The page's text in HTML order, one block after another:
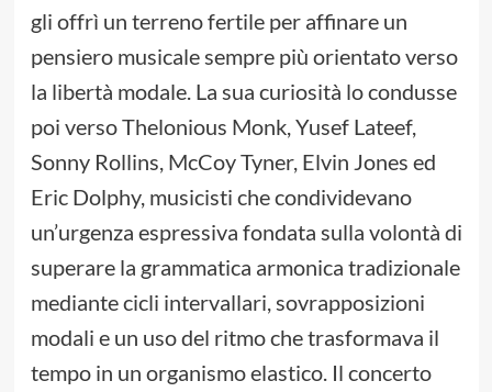
gli offrì un terreno fertile per affinare un
pensiero musicale sempre più orientato verso
la libertà modale. La sua curiosità lo condusse
poi verso Thelonious Monk, Yusef Lateef,
Sonny Rollins, McCoy Tyner, Elvin Jones ed
Eric Dolphy, musicisti che condividevano
un’urgenza espressiva fondata sulla volontà di
superare la grammatica armonica tradizionale
mediante cicli intervallari, sovrapposizioni
modali e un uso del ritmo che trasformava il
tempo in un organismo elastico. Il concerto